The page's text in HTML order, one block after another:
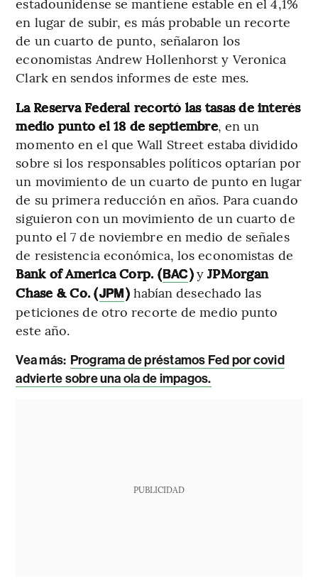
en lugar de subir, es más probable un recorte
de un cuarto de punto, señalaron los
economistas Andrew Hollenhorst y Veronica
Clark en sendos informes de este mes.
La Reserva Federal recortó las tasas de interés
medio punto el 18 de septiembre, en un
momento en el que Wall Street estaba dividido
sobre si los responsables políticos optarían por
un movimiento de un cuarto de punto en lugar
de su primera reducción en años. Para cuando
siguieron con un movimiento de un cuarto de
punto el 7 de noviembre en medio de señales
de resistencia económica, los economistas de
Bank of America Corp. (BAC)yJPMorgan
Chase & Co. (JPM)habían desechado las
peticiones de otro recorte de medio punto
este año.
Vea más: Programa de préstamos Fed por covid
advierte sobre una ola de impagos.
PUBLICIDAD